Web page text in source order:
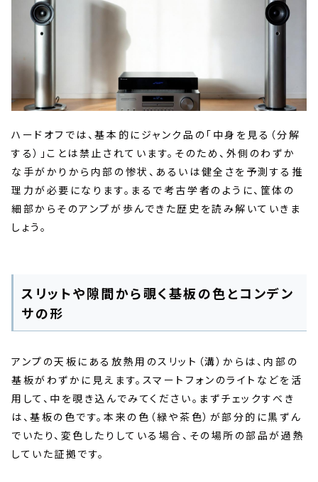
ハードオフでは、基本的にジャンク品の「中身を見る（分解
する）」ことは禁止されています。そのため、外側のわずか
な手がかりから内部の惨状、あるいは健全さを予測する推
理力が必要になります。まるで考古学者のように、筐体の
細部からそのアンプが歩んできた歴史を読み解いていきま
しょう。
スリットや隙間から覗く基板の色とコンデン
サの形
アンプの天板にある放熱用のスリット（溝）からは、内部の
基板がわずかに見えます。スマートフォンのライトなどを活
用して、中を覗き込んでみてください。まずチェックすべき
は、基板の色です。本来の色（緑や茶色）が部分的に黒ずん
でいたり、変色したりしている場合、その場所の部品が過熱
していた証拠です。